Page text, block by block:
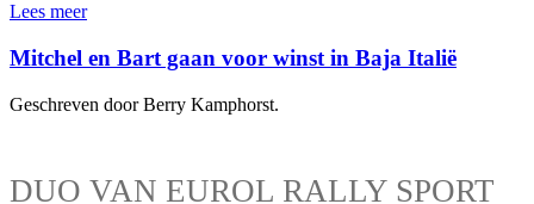
Lees meer
Mitchel en Bart gaan voor winst in Baja Italië
Geschreven door Berry Kamphorst.
DUO VAN EUROL RALLY SPORT